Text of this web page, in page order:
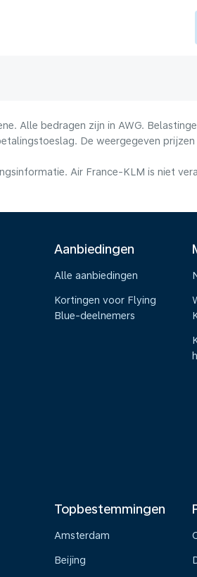
Alle bedragen zijn in AWG.
De weergegeven
Air France-KLM is niet
Aanbiedingen
Alle aanbiedingen
Kortingen voor Flying
Blue-deelnemers
Topbestemmingen
Amsterdam
Beijing